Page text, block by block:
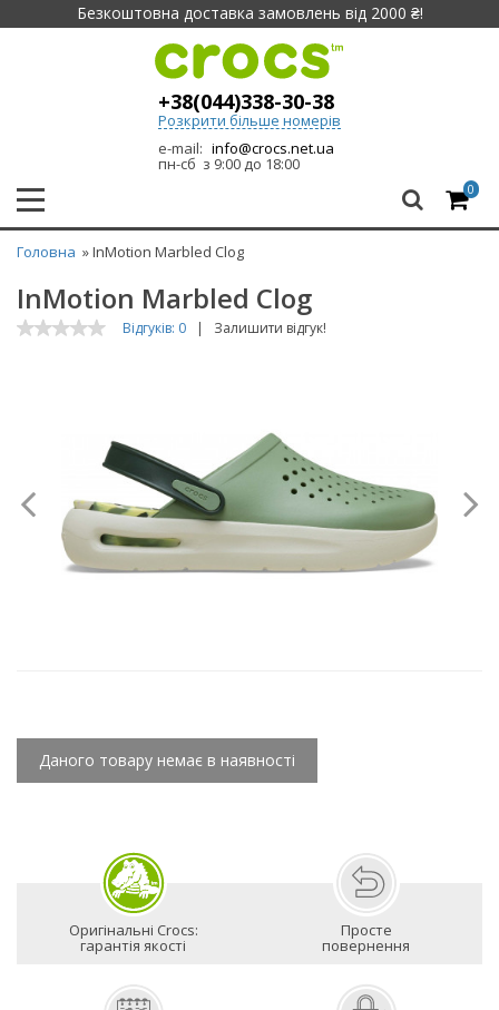
Безкоштовна доставка замовлень від 2000 ₴!
+38(044)338-30-38
Розкрити більше номерів
e-mail: info@crocs.net.ua
пн-сб з 9:00 до 18:00
0
Головна » InMotion Marbled Clog
InMotion Marbled Clog
Відгуків: 0 | Залишити відгук!
Даного товару немає в наявності
Оригінальні Crocs:
гарантія якості
Просте
повернення